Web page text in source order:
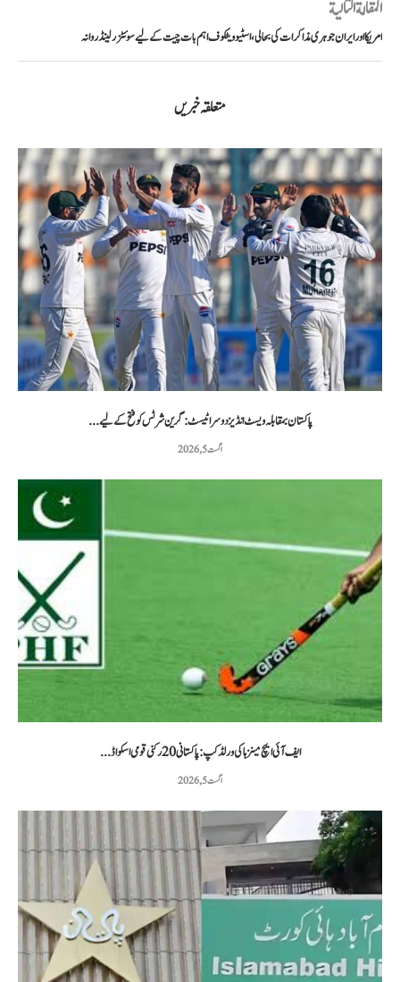
المقالة التالية
امریکا اور ایران جوہری مذاکرات کی بحالی، اسٹیو ویٹکوف اہم بات چیت کے لیے سوئٹزرلینڈ روانہ
متعلقہ خبریں
پاکستان بمقابلہ ویسٹ انڈیز دوسرا ٹیسٹ: گرین شرٹس کو فتح کے لیے...
اگست 5, 2026
ایف آئی ایچ مینز ہاکی ورلڈ کپ: پاکستانی 20 رکنی قومی اسکواڈ...
اگست 5, 2026